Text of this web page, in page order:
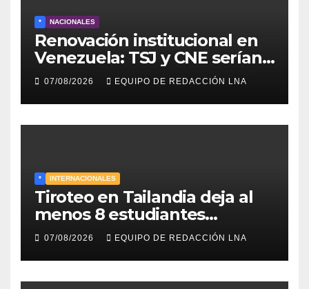
* NACIONALES
Renovación institucional en
Venezuela: TSJ y CNE serían
designados a finales de 2026
07/08/2026 EQUIPO DE REDACCIÓN LNA
* INTERNACIONALES
Tiroteo en Tailandia deja al
menos 8 estudiantes
muertos y 30 heridos
07/08/2026 EQUIPO DE REDACCIÓN LNA